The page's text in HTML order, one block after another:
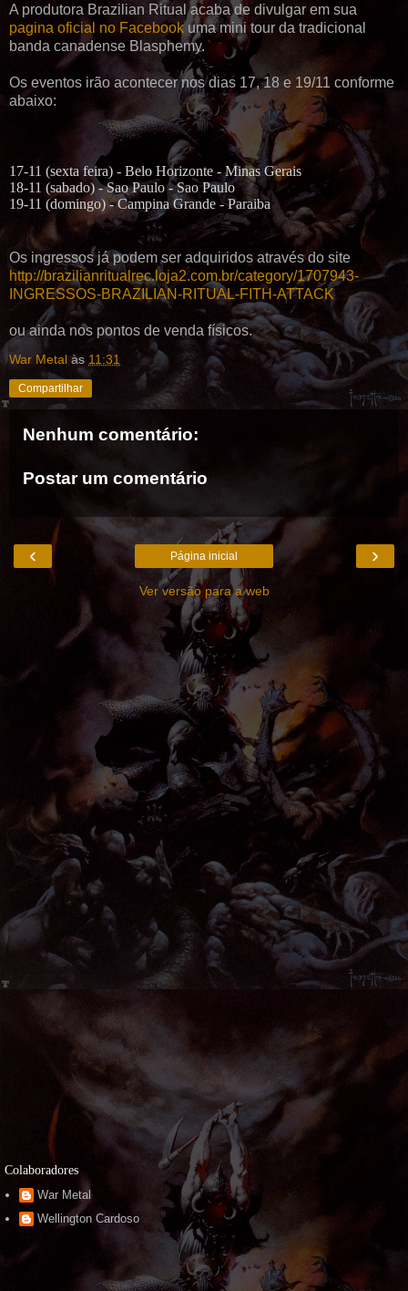
A produtora Brazilian Ritual acaba de divulgar em sua
pagina oficial no Facebookuma mini tour da tradicional
banda canadense Blasphemy.
Os eventos irão acontecer nos dias 17, 18 e 19/11 conforme
abaixo:
17-11 (sexta feira) - Belo Horizonte - Minas Gerais
18-11 (sabado) - Sao Paulo - Sao Paulo
19-11 (domingo) - Campina Grande - Paraiba
Os ingressos já podem ser adquiridos através do site
http://brazilianritualrec.loja2.com.br/category/1707943-
INGRESSOS-BRAZILIAN-RITUAL-FITH-ATTACK
ou ainda nos pontos de venda físicos.
War Metal às 11:31
Compartilhar
Nenhum comentário:
Postar um comentário
‹ ›
Página inicial
Ver versão para a web
Colaboradores
War Metal
Wellington Cardoso